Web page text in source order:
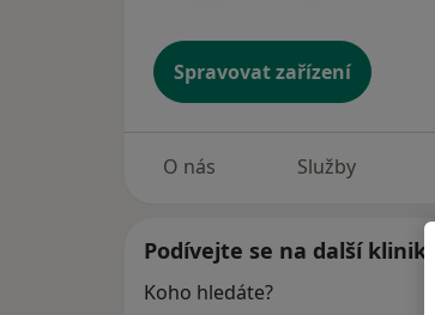
Spravovat zařízení
O nás Služby
Podívejte se na další kliniky
Koho hledáte?